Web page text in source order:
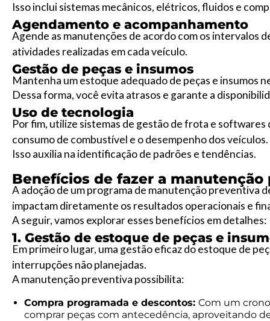
Isso inclui sistemas mecânicos, elétricos, fluidos e
Agendamento e acompanhamento
Agende as manutenções de acordo com os intervalos
atividades realizadas em cada veículo.
Gestão de peças e insumos
Mantenha um estoque adequado de peças e insumos
Dessa forma, você evita atrasos e garante a
Uso de tecnologia
Por fim, utilize sistemas de gestão de frota e
consumo de combustível e o desempenho dos veículos.
Isso auxilia na identificação de padrões e tendências.
Benefícios de fazer a
A adoção de um programa de manutenção preventiva
impactam diretamente os resultados operacionais e
A seguir, vamos explorar esses benefícios em detalhes:
1. Gestão de estoque de peças e
Em primeiro lugar, uma gestão eficaz do estoque de
interrupções não planejadas.
A manutenção preventiva possibilita:
Compra programada e descontos: Com um
comprar peças com antecedência, aproveitando